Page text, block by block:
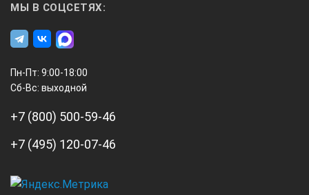
Сертификат о калибровке
1шт.
МЫ В СОЦСЕТЯХ:
Пн-Пт: 9:00-18:00
Сб-Вс: выходной
+7 (800) 500-59-46
+7 (495) 120-07-46